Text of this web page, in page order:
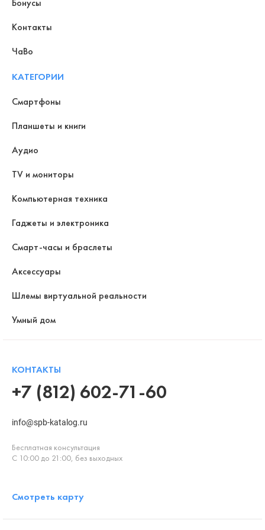
Бонусы
Контакты
ЧаВо
КАТЕГОРИИ
Смартфоны
Планшеты и книги
Аудио
TV и мониторы
Компьютерная техника
Гаджеты и электроника
Смарт-часы и браслеты
Аксессуары
Шлемы виртуальной реальности
Умный дом
КОНТАКТЫ
+7 (812) 602-71-60
info@spb-katalog.ru
Бесплатная консультация
С 10:00 до 21:00, без выходных
Смотреть карту